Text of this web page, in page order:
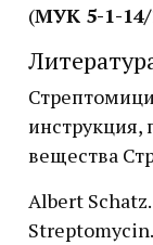
(МУК 5-1-14/
инструкция,
вещества
Albert